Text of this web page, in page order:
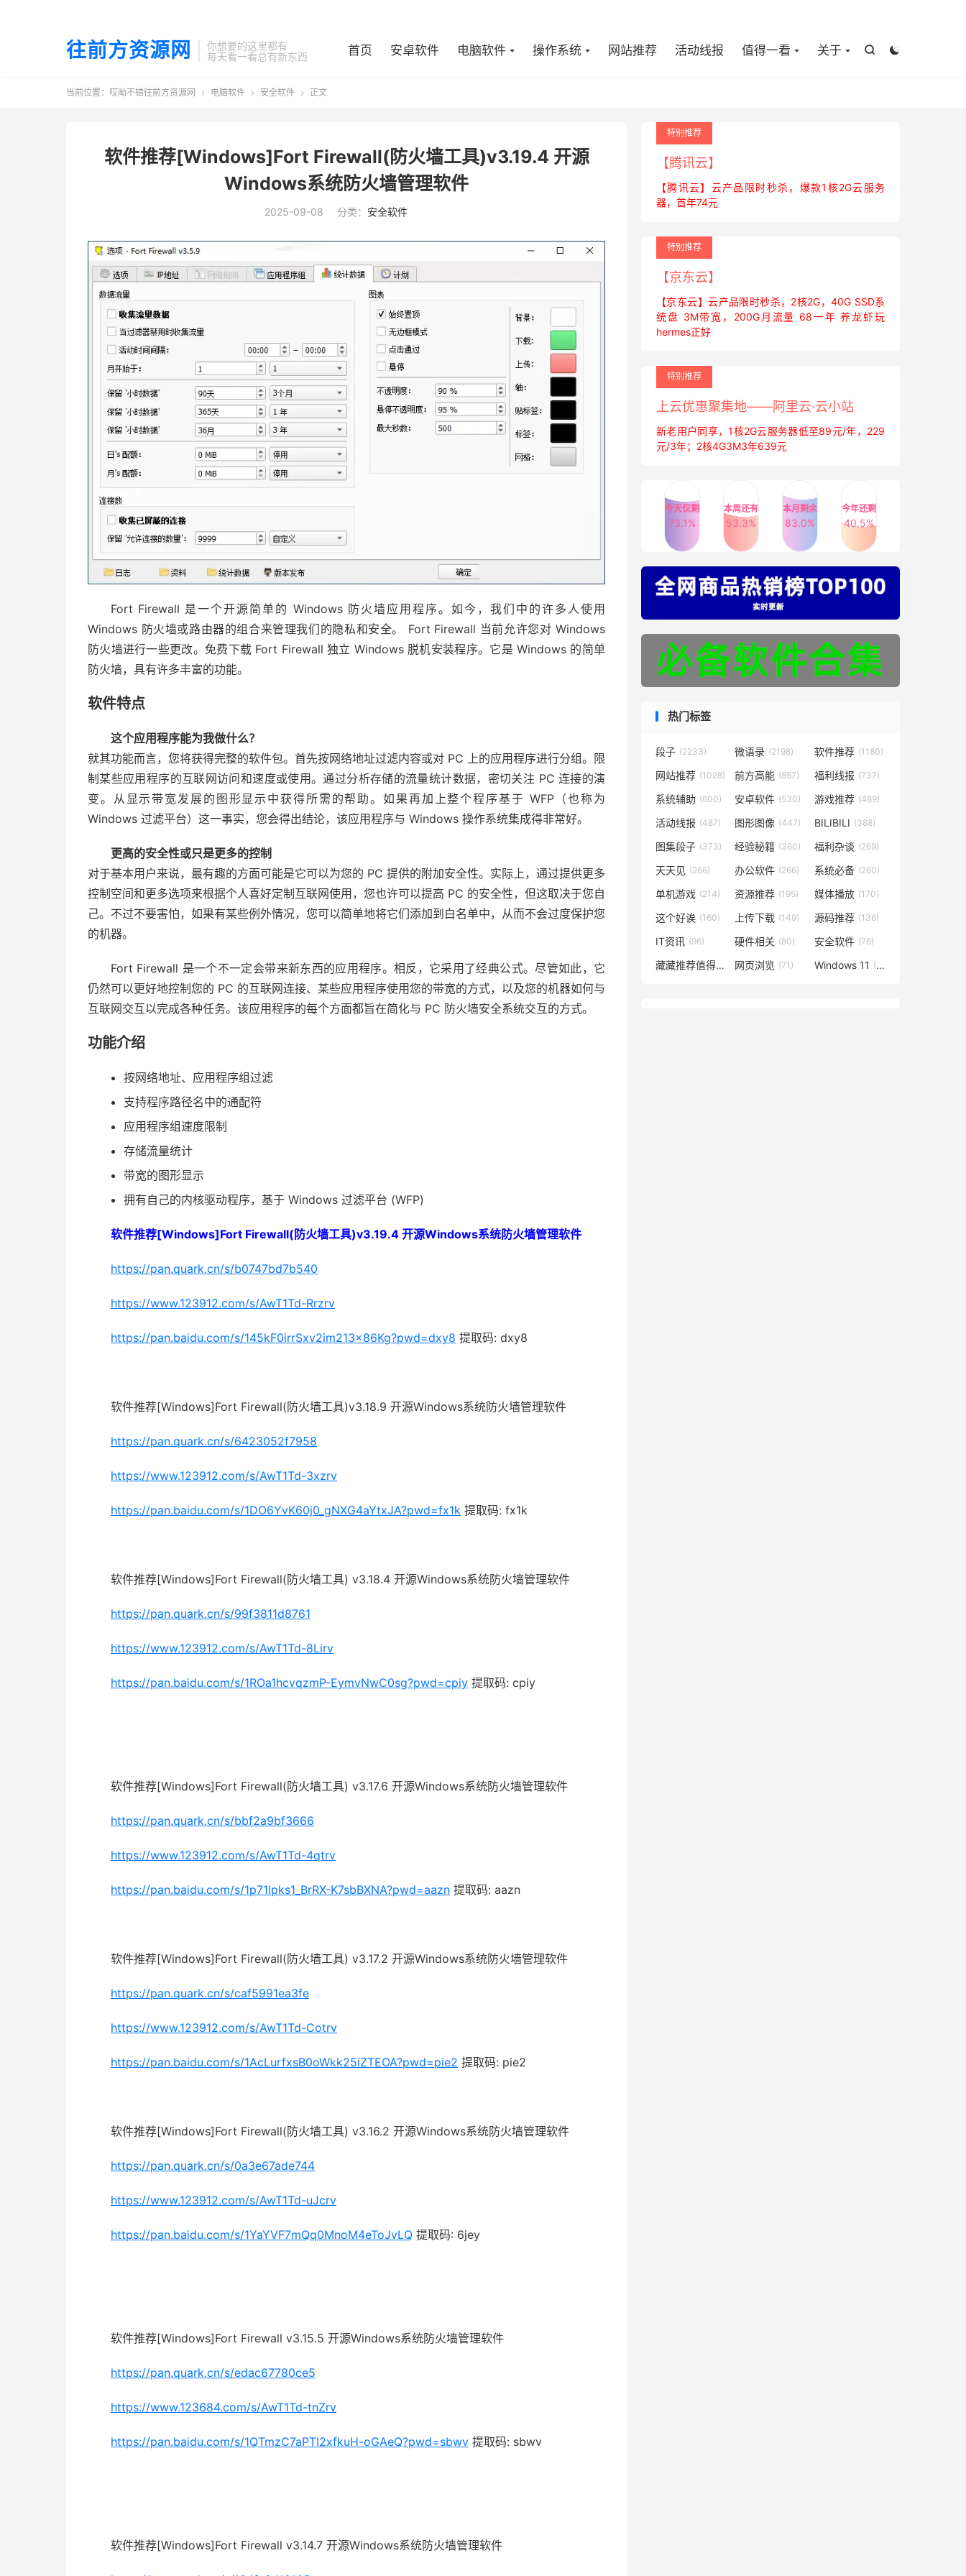
往前方资源网
你想要的这里都有
每天看一看总有新东西


首页 安卓软件 电脑软件 操作系统 网站推荐 活动线报 值得一看 关于
当前位置： 哎呦不错往前方资源网  电脑软件  安全软件  正文
软件推荐[Windows]Fort Firewall(防火墙工具)v3.19.4 开源
Windows系统防火墙管理软件
2025-09-08 分类： 安全软件
Fort Firewall 是一个开源简单的 Windows 防火墙应用程序。如今，我们中的许多人使用
Windows 防火墙或路由器的组合来管理我们的隐私和安全。 Fort Firewall 当前允许您对 Windows
防火墙进行一些更改。免费下载 Fort Firewall 独立 Windows 脱机安装程序。它是 Windows 的简单
防火墙，具有许多丰富的功能。
软件特点
这个应用程序能为我做什么？
就其功能而言，您将获得完整的软件包。首先按网络地址过滤内容或对 PC 上的应用程序进行分组。限
制某些应用程序的互联网访问和速度或使用。通过分析存储的流量统计数据，密切关注 PC 连接的演
变。从显示带宽发展的图形显示中获得所需的帮助。如果再加上整个程序基于 WFP（也称为
Windows 过滤平台）这一事实，您会得出结论，该应用程序与 Windows 操作系统集成得非常好。
更高的安全性或只是更多的控制
对于基本用户来说，最有趣的方面可能是它可以为您的 PC 提供的附加安全性。实际上，通过提供更多
控制空间和更多选项来根据个人喜好定制互联网使用，您也许可以提高 PC 的安全性，但这取决于您自
己。不过不要害怕，如果有某些例外情况，您可以简单地将它们添加到白名单中，从而不会过度保护您
的机器。
Fort Firewall 是一个不一定会带来新东西的应用程序。相反，它采用了经典公式。尽管如此，它
仍然可以更好地控制您的 PC 的互联网连接、某些应用程序使用您的带宽的方式，以及您的机器如何与
互联网交互以完成各种任务。该应用程序的每个方面都旨在简化与 PC 防火墙安全系统交互的方式。
功能介绍
按网络地址、应用程序组过滤
支持程序路径名中的通配符
应用程序组速度限制
存储流量统计
带宽的图形显示
拥有自己的内核驱动程序，基于 Windows 过滤平台 (WFP)
软件推荐[Windows]Fort Firewall(防火墙工具)v3.19.4 开源Windows系统防火墙管理软件
https://pan.quark.cn/s/b0747bd7b540
https://www.123912.com/s/AwT1Td-Rrzrv
https://pan.baidu.com/s/145kF0irrSxv2im213x86Kg?pwd=dxy8 提取码: dxy8
软件推荐[Windows]Fort Firewall(防火墙工具)v3.18.9 开源Windows系统防火墙管理软件
https://pan.quark.cn/s/6423052f7958
https://www.123912.com/s/AwT1Td-3xzrv
https://pan.baidu.com/s/1DO6YvK60j0_gNXG4aYtxJA?pwd=fx1k 提取码: fx1k
软件推荐[Windows]Fort Firewall(防火墙工具) v3.18.4 开源Windows系统防火墙管理软件
https://pan.quark.cn/s/99f3811d8761
https://www.123912.com/s/AwT1Td-8Lirv
https://pan.baidu.com/s/1ROa1hcvqzmP-EymvNwC0sg?pwd=cpiy 提取码: cpiy
软件推荐[Windows]Fort Firewall(防火墙工具) v3.17.6 开源Windows系统防火墙管理软件
https://pan.quark.cn/s/bbf2a9bf3666
https://www.123912.com/s/AwT1Td-4qtrv
https://pan.baidu.com/s/1p71lpks1_BrRX-K7sbBXNA?pwd=aazn 提取码: aazn
软件推荐[Windows]Fort Firewall(防火墙工具) v3.17.2 开源Windows系统防火墙管理软件
https://pan.quark.cn/s/caf5991ea3fe
https://www.123912.com/s/AwT1Td-Cotrv
https://pan.baidu.com/s/1AcLurfxsB0oWkk25iZTEOA?pwd=pie2 提取码: pie2
软件推荐[Windows]Fort Firewall(防火墙工具) v3.16.2 开源Windows系统防火墙管理软件
https://pan.quark.cn/s/0a3e67ade744
https://www.123912.com/s/AwT1Td-uJcrv
https://pan.baidu.com/s/1YaYVF7mQq0MnoM4eToJvLQ 提取码: 6jey
软件推荐[Windows]Fort Firewall v3.15.5 开源Windows系统防火墙管理软件
https://pan.quark.cn/s/edac67780ce5
https://www.123684.com/s/AwT1Td-tnZrv
https://pan.baidu.com/s/1QTmzC7aPTI2xfkuH-oGAeQ?pwd=sbwv 提取码: sbwv
软件推荐[Windows]Fort Firewall v3.14.7 开源Windows系统防火墙管理软件
特别推荐
【腾讯云】
【腾讯云】云产品限时秒杀，爆款1核2G云服务
器，首年74元
特别推荐
【京东云】
【京东云】云产品限时秒杀，2核2G，40G SSD系
统盘 3M带宽，200G月流量 68一年 养龙虾玩
hermes正好
特别推荐
上云优惠聚集地——阿里云·云小站
新老用户同享，1核2G云服务器低至89元/年，229
元/3年；2核4G3M3年639元
今天仅剩
73.1%
本周还有
53.3%
本月剩余
83.0%
今年还剩
40.5%
热门标签
段子 (2233) 微语录 (2198) 软件推荐 (1180)
网站推荐 (1028) 前方高能 (857) 福利线报 (737)
系统辅助 (600) 安卓软件 (530) 游戏推荐 (489)
活动线报 (487) 图形图像 (447) BILIBILI (388)
图集段子 (373) 经验秘籍 (360) 福利杂谈 (269)
天天见 (266) 办公软件 (266) 系统必备 (260)
单机游戏 (214) 资源推荐 (195) 媒体播放 (170)
这个好诶 (160) 上传下载 (149) 源码推荐 (136)
IT资讯 (96) 硬件相关 (80) 安全软件 (76)
藏藏推荐值得一看 (73)
网页浏览 (71) Windows 11 (48)